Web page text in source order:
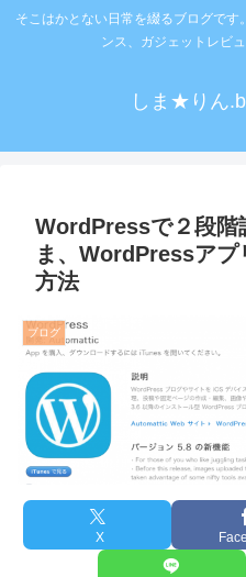
そこはかとない日常を綴るブログで
ンス、ガジェットレビ
しま★りん
WordPressで２段階
ま、WordPressアプ
方法
ブログ
X